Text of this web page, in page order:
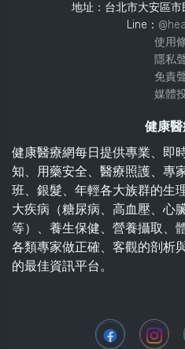
地址：台北市大安區
Line：
使用
隱私
免責
媒體
健康
健康醫療網每日提供專業、即
知、用藥安全、醫療照護、專
班、銀髮、年輕各大族群的生
大疾病（糖尿病、高血壓、心
等）、養生保健、營養攝取、
各類專家做正確、客觀的剖析
的最佳資訊平台。